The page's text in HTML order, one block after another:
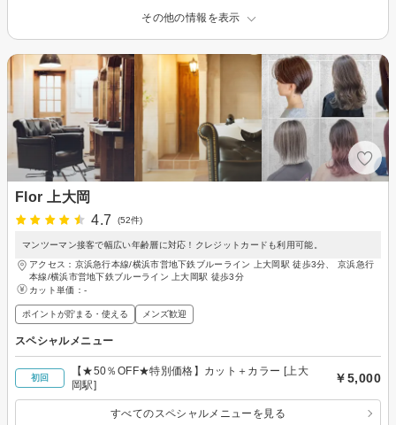
その他の情報を表示
Flor 上大岡
4.7
(52件)
マンツーマン接客で幅広い年齢層に対応！クレジットカードも利用可能。
アクセス：京浜急行本線/横浜市営地下鉄ブルーライン 上大岡駅 徒歩3分、 京浜急行
本線/横浜市営地下鉄ブルーライン 上大岡駅 徒歩3分
カット単価： -
ポイントが貯まる・使える メンズ歓迎
スペシャルメニュー
初回
【★50％OFF★特別価格】カット＋カラー [上大
岡駅]
￥5,000
すべてのスペシャルメニューを見る